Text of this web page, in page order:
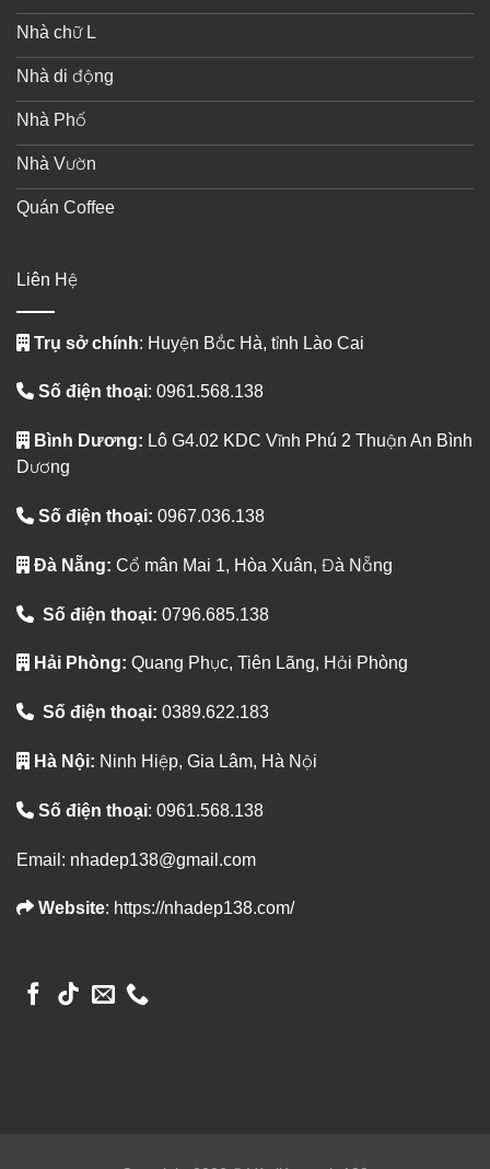
Nhà chữ L
Nhà di động
Nhà Phố
Nhà Vườn
Quán Coffee
Liên Hệ
Trụ sở chính: Huyện Bắc Hà, tỉnh Lào Cai
Số điện thoại: 0961.568.138
Bình Dương: Lô G4.02 KDC Vĩnh Phú 2 Thuận An Bình
Dương
Số điện thoại: 0967.036.138
Đà Nẵng: Cổ mân Mai 1, Hòa Xuân, Đà Nẵng
Số điện thoại: 0796.685.138
Hải Phòng: Quang Phục, Tiên Lãng, Hải Phòng
Số điện thoại: 0389.622.183
Hà Nội: Ninh Hiệp, Gia Lâm, Hà Nội
Số điện thoại: 0961.568.138
Email: nhadep138@gmail.com
Website: https://nhadep138.com/